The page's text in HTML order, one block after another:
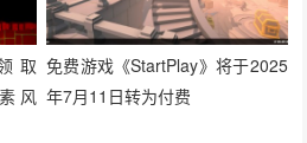
取
风
免费游戏《StartPlay》将于2025
年7月11日转为付费